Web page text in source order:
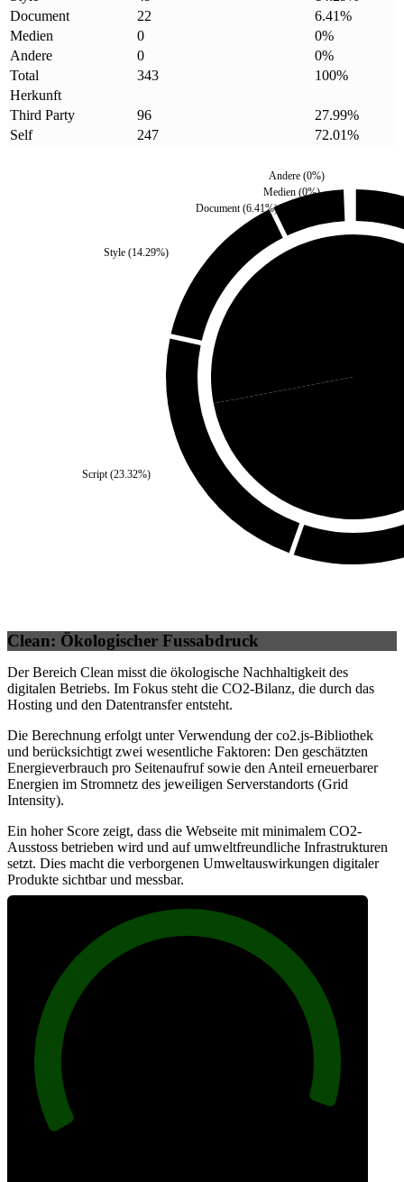
Document
22 6.41%
Medien
0 0%
Andere
0 0%
Total
343 100%
Herkunft
Third Party
96 27.99%
Self
247 72.01%
Script(23.32%)
Style(14.29%)
Document(6.41%)
Medien (0%)
Andere(0%)
Clean: Ökologischer Fussabdruck
Der Bereich Clean misst die ökologische Nachhaltigkeit des
digitalen Betriebs. Im Fokus steht die CO2-Bilanz, die durch das
Hosting und den Datentransfer entsteht.
Die Berechnung erfolgt unter Verwendung der co2.js-Bibliothek
und berücksichtigt zwei wesentliche Faktoren: Den geschätzten
Energieverbrauch pro Seitenaufruf sowie den Anteil erneuerbarer
Energien im Stromnetz des jeweiligen Serverstandorts (Grid
Intensity).
Ein hoher Score zeigt, dass die Webseite mit minimalem CO2-
Ausstoss betrieben wird und auf umweltfreundliche Infrastrukturen
setzt. Dies macht die verborgenen Umweltauswirkungen digitaler
Produkte sichtbar und messbar.